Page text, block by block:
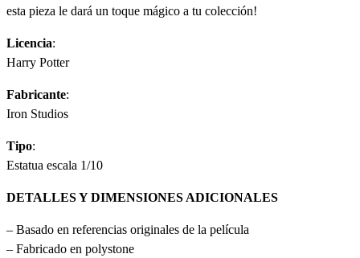
esta pieza le dará un toque mágico a tu colección!
Licencia:
Harry Potter
Fabricante:
Iron Studios
Tipo:
Estatua escala 1/10
DETALLES Y DIMENSIONES ADICIONALES
– Basado en referencias originales de la película
– Fabricado en polystone